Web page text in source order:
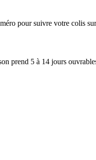
pour suivre votre colis
prend 5 à 14 jours